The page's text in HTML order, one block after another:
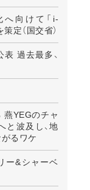
向けて「i-
定（国交省）
過去最多、
燕YEGのチャ
と波及し、地
るワケ
ー&シャーベ